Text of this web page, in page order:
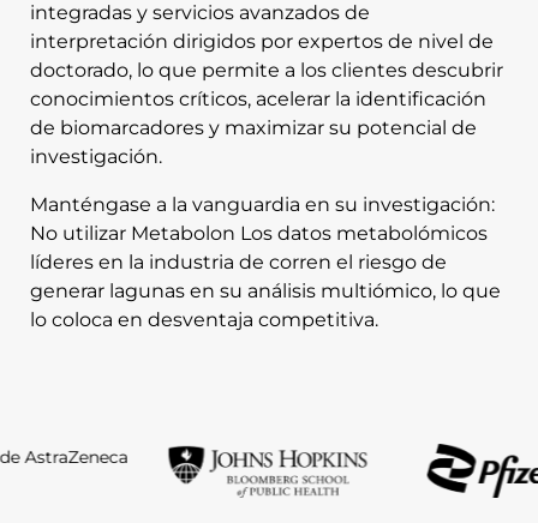
integradas y servicios avanzados de
interpretación dirigidos por expertos de nivel de
doctorado, lo que permite a los clientes descubrir
conocimientos críticos, acelerar la identificación
de biomarcadores y maximizar su potencial de
investigación.
Manténgase a la vanguardia en su investigación:
No utilizar Metabolon Los datos metabolómicos
líderes en la industria de corren el riesgo de
generar lagunas en su análisis multiómico, lo que
lo coloca en desventaja competitiva.